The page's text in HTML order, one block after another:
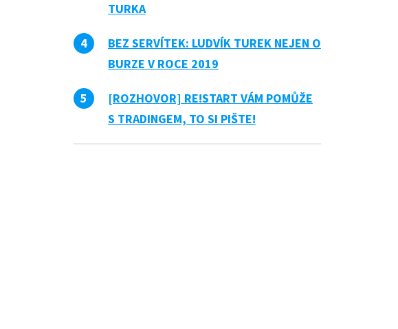
TURKA
BEZ SERVÍTEK: LUDVÍK TUREK NEJEN O
BURZE V ROCE 2019
[ROZHOVOR] RE!START VÁM POMŮŽE
S TRADINGEM, TO SI PIŠTE!